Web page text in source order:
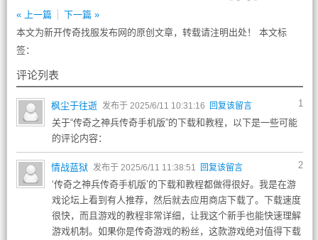
« 上一篇
下一篇 »
本文为新开传奇找服发布网的原创文章，转载请注明出处！ 本文标
签：
评论列表
1
枫尘于往逝 发布于 2025/6/11 10:31:16 回复该留言
关于“传奇之神兵传奇手机版”的下载和教程，以下是一些可能
的评论内容：
2
情战蓝狱 发布于 2025/6/11 11:38:51 回复该留言
‘传奇之神兵传奇手机版’的下载和教程都做得很好。我是在游
戏论坛上看到有人推荐，然后就去应用商店下载了。下载速度
很快，而且游戏的教程非常详细，让我这个新手也能快速理解
游戏机制。如果你是传奇游戏的粉丝，这款游戏绝对值得下载